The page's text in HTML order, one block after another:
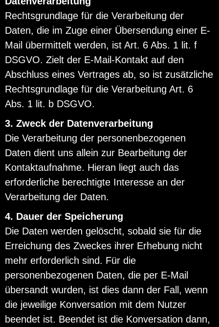
Rechtsgrundlage für die Verarbeitung der
Daten, die im Zuge einer Übersendung einer E-
Mail übermittelt werden, ist Art. 6 Abs. 1 lit. f
DSGVO. Zielt der E-Mail-Kontakt auf den
Abschluss eines Vertrages ab, so ist zusätzliche
Rechtsgrundlage für die Verarbeitung Art. 6
Abs. 1 lit. b DSGVO.
3. Zweck der Datenverarbeitung
Die Verarbeitung der personenbezogenen
Daten dient uns allein zur Bearbeitung der
Kontaktaufnahme. Hieran liegt auch das
erforderliche berechtigte Interesse an der
Verarbeitung der Daten.
4. Dauer der Speicherung
Die Daten werden gelöscht, sobald sie für die
Erreichung des Zweckes ihrer Erhebung nicht
mehr erforderlich sind. Für die
personenbezogenen Daten, die per E-Mail
übersandt wurden, ist dies dann der Fall, wenn
die jeweilige Konversation mit dem Nutzer
beendet ist. Beendet ist die Konversation dann,